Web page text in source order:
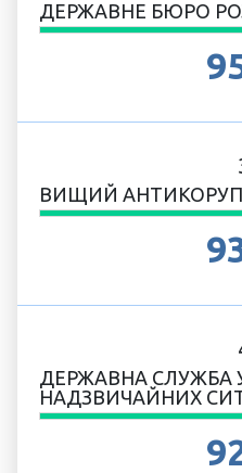
ДЕРЖАВНЕ БЮРО
ВИЩИЙ
ДЕРЖАВНА СЛУЖБА
НАДЗВИЧАЙНИХ